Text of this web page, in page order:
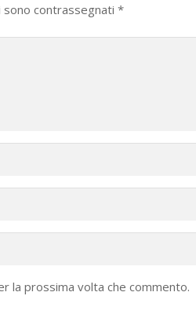
contrassegnati *
la prossima volta che commento.